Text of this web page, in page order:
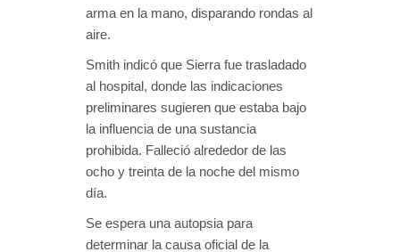
arma en la mano, disparando rondas al
aire.
Smith indicó que Sierra fue trasladado
al hospital, donde las indicaciones
preliminares sugieren que estaba bajo
la influencia de una sustancia
prohibida. Falleció alrededor de las
ocho y treinta de la noche del mismo
día.
Se espera una autopsia para
determinar la causa oficial de la